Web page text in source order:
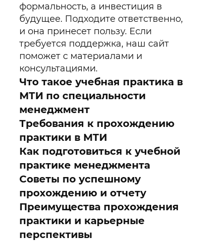
формальность, а инвестиция в
будущее. Подходите ответственно,
и она принесет пользу. Если
требуется поддержка, наш сайт
поможет с материалами и
консультациями.
Что такое учебная практика в
МТИ по специальности
менеджмент
Требования к прохождению
практики в МТИ
Как подготовиться к учебной
практике менеджмента
Советы по успешному
прохождению и отчету
Преимущества прохождения
практики и карьерные
перспективы